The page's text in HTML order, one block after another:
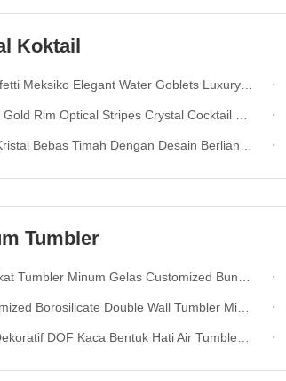
Koktail
Water Goblets Luxury Hand Blown Confetti Cocktails Glass Cups Romantis Stem Pendek Kaca Anggur
Rim Optical Stripes Crystal Cocktail Glass
Bebas Timah Dengan Desain Berlian Optik
Tumbler
Gelas Customized Bunga Pattern Embossed Double Old Fashion Glass Cup
Double Wall Tumbler Minum Kaca Dengan Glitter Berwarna Di Dalam
Bentuk Hati Air Tumbler Kaca Meksiko Rock Kaca Piala Untuk Hadiah Pernikahan